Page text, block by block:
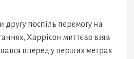
другу поспіль перемогу на
Харрісон миттєво взяв
вперед у перших метрах